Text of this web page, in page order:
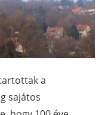
a
sajátos